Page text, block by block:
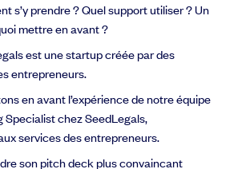
de fonds ?
à-pas
s’y prendre ? Quel support utiliser ? Un
mettre en avant ?
est une startup créée par des
entrepreneurs.
en avant l’expérience de notre équipe
Specialist chez SeedLegals,
services des entrepreneurs.
son pitch deck plus convaincant